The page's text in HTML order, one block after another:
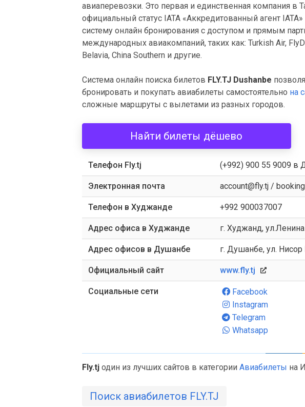
авиаперевозки. Это первая и единственная компания в
официальный статус IATA «Аккредитованный агент
систему онлайн бронирования с доступом и прямым
международных авиакомпаний, таких как: Turkish Air,
Belavia, China Southern и другие.
Система онлайн поиска билетов FLY.TJ Dushanbe
бронировать и покупать авиабилеты самостоятельно на
сложные маршруты с вылетами из разных городов.
Найти билеты дёшево
Телефон Fly.tj (+992) 900 55 9009 в
Электронная почта account@fly.tj /
Телефон в Худжанде +992 900037007
Адрес офиса в Худжанде г. Худжанд,
Адрес офисов в Душанбе г. Душанбе, ул.
Официальный сайт www.fly.tj
Социальные сети
Facebook
Instagram
Telegram
Whatsapp
Fly.tj один из лучших сайтов в категории Авиабилеты на
Поиск авиабилетов FLY.TJ